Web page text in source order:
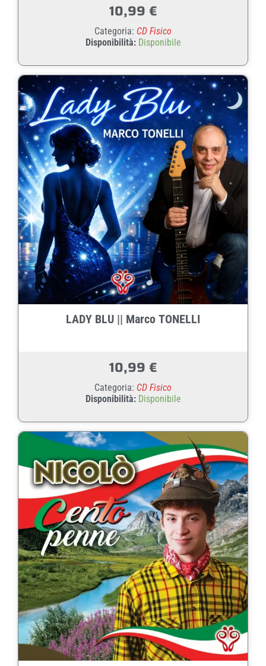
10,99 €
Categoria: CD Fisico
Disponibilità: Disponibile
LADY BLU || Marco TONELLI
10,99 €
Categoria: CD Fisico
Disponibilità: Disponibile